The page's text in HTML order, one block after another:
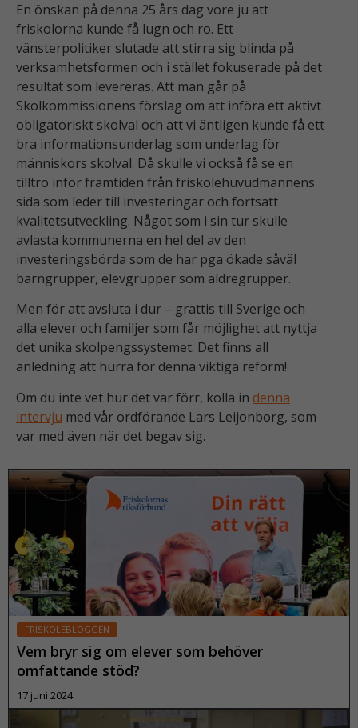
En önskan på denna 25 års dag vore ju att
friskolorna kunde få lugn och ro. Ett
vänsterpolitiker slutade att stirra sig blinda på
verksamhetsformen och i stället fokuserade på det
resultat som levereras. Att man går på
Skolkommissionens förslag om att införa ett aktivt
obligatoriskt skolval och att vi äntligen kunde få ett
bra informationsunderlag som underlag för
människors skolval. Då skulle vi också få se en
tilltro inför framtiden från friskolehuvudmännens
sida som leder till investeringar och fortsatt
kvalitetsutveckling. Något som i sin tur skulle
avlasta kommunerna en hel del av den
investeringsbörda som de har pga ökade såväl
barngrupper, elevgrupper som äldregrupper.
Men för att avsluta i dur – grattis till Sverige och
alla elever och familjer som får möjlighet att nyttja
det unika skolpengssystemet. Det finns all
anledning att hurra för denna viktiga reform!
Om du inte vet hur det var förr, kolla in denna
intervju med vår ordförande Lars Leijonborg, som
var med även när det begav sig.
FRISKOLEBLOGGEN
Vem bryr sig om elever som behöver
omfattande stöd?
17 juni 2024
Nödvändiga
Dessa kakor
går inte att
välja bort. De
att
webbplatsen
över huvud
taget ska
a
ti
F
ö
r
a
vi